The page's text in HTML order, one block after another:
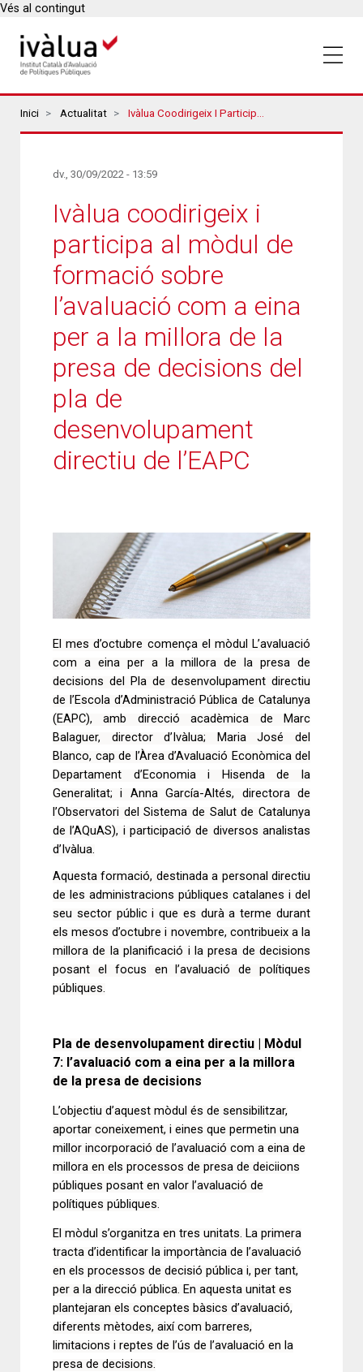
Vés al contingut
Breadcrumbs
Inici Actualitat Ivàlua Coodirigeix I Participa Al Mòdul De Formació Sobre L’avaluació Com A Eina Per A La Millora De La Presa De Decisions Del Pla De Desenvolupament Directiu De L’EAPC
dv., 30/09/2022 - 13:59
Ivàlua coodirigeix i
participa al mòdul de
formació sobre
l’avaluació com a eina
per a la millora de la
presa de decisions del
pla de
desenvolupament
directiu de l’EAPC
El mes d’octubre comença el mòdul L’avaluació
com a eina per a la millora de la presa de
decisions del Pla de desenvolupament directiu
de l’Escola d’Administració Pública de Catalunya
(EAPC), amb direcció acadèmica de Marc
Balaguer, director d’Ivàlua; Maria José del
Blanco, cap de l’Àrea d’Avaluació Econòmica del
Departament d’Economia i Hisenda de la
Generalitat; i Anna García-Altés, directora de
l’Observatori del Sistema de Salut de Catalunya
de l’AQuAS), i participació de diversos analistas
d’Ivàlua.
Aquesta formació, destinada a personal directiu
de les administracions públiques catalanes i del
seu sector públic i que es durà a terme durant
els mesos d’octubre i novembre, contribueix a la
millora de la planificació i la presa de decisions
posant el focus en l’avaluació de polítiques
públiques.
Pla de desenvolupament directiu | Mòdul
7: l’avaluació com a eina per a la millora
de la presa de decisions
L’objectiu d’aquest mòdul és de sensibilitzar,
aportar coneixement, i eines que permetin una
millor incorporació de l’avaluació com a eina de
millora en els processos de presa de deiciions
públiques posant en valor l’avaluació de
polítiques públiques.
El mòdul s’organitza en tres unitats. La primera
tracta d’identificar la importància de l’avaluació
en els processos de decisió pública i, per tant,
per a la direcció pública. En aquesta unitat es
plantejaran els conceptes bàsics d’avaluació,
diferents mètodes, així com barreres,
limitacions i reptes de l’ús de l’avaluació en la
presa de decisions.